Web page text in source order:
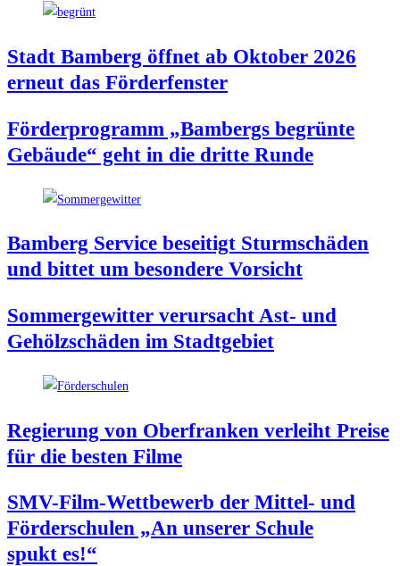
Stadt Bam­berg öff­net ab Okto­ber 2026
erneut das Förderfenster
För­der­pro­gramm „Bam­bergs begrün­te
Gebäu­de“ geht in die drit­te Runde
Bam­berg Ser­vice besei­tigt Sturm­schä­den
und bit­tet um beson­de­re Vorsicht
Som­mer­ge­wit­ter ver­ur­sacht Ast- und
Gehölz­schä­den im Stadtgebiet
Regie­rung von Ober­fran­ken ver­leiht Prei­se
für die bes­ten Filme
SMV-Film-Wett­be­werb der Mit­tel- und
För­der­schu­len „An unse­rer Schu­le
spukt es!“